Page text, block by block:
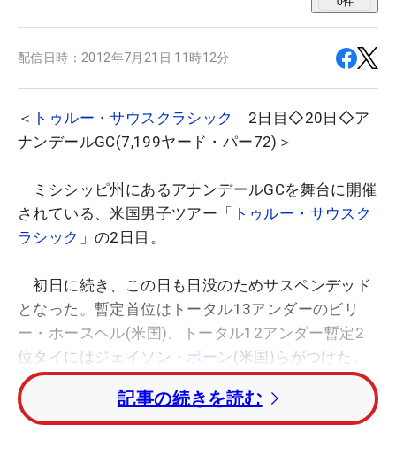
配信日時： 2012年7月21日 11時12分
＜ トゥルー・サウスクラシック
2日目◇20日◇ア
ナンデールGC(7,199ヤード・パー72)＞
ミシシッピ州にあるアナンデールGCを舞台に開催
されている、米国男子ツアー「
トゥルー・サウスク
ラシック 」の2日目。
初日に続き、この日も日没のためサスペンデッド
となった。暫定首位はトータル13アンダーのビリ
ー・ホースヘル(米国)、トータル12アンダー暫定2
位タイには ジェイソン・ボーン (米国)らがつけた。
は9ホールを消化し、スコアを伸ばせず
トータル6アンダー暫定22位タイに後退。明日は午
記事の続きを読む